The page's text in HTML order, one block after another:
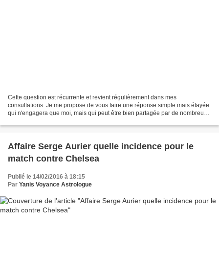
Cette question est récurrente et revient régulièrement dans mes
consultations. Je me propose de vous faire une réponse simple mais étayée
qui n'engagera que moi, mais qui peut être bien partagée par de nombreux
Affaire Serge Aurier quelle incidence pour le
match contre Chelsea
Publié le 14/02/2016 à 18:15
Par Yanis Voyance Astrologue